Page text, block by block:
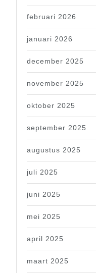
februari 2026
januari 2026
december 2025
november 2025
oktober 2025
september 2025
augustus 2025
juli 2025
juni 2025
mei 2025
april 2025
maart 2025